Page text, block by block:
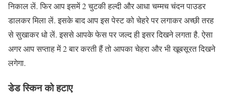
निकाल लें. फिर आप इसमें 2 चुटकी हल्दी और आधा चम्मच चंदन पाउडर
डालकर मिला लें. इसके बाद आप इस पेस्ट को चेहरे पर लगाकर अच्छी तरह
से सुखाकर धो लें. इससे आपके फेस पर जल्द ही इसर दिखने लगता है. ऐसा
अगर आप सप्ताह में 2 बार करती हैं तो आपका चेहरा और भी खूबसूरत दिखने
लगेगा.
डेड स्किन को हटाए